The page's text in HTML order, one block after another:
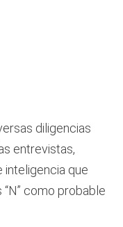
diligencias
entrevistas,
inteligencia que
como probable